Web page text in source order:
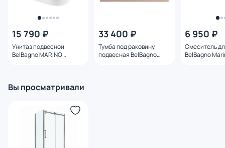
15 790 ₽
Унитаз подвесной
BelBagno MARINO
33 400 ₽
Тумба под раковину
подвесная BelBagno
6 950 ₽
Смеситель
BelBagno
Вы просматривали